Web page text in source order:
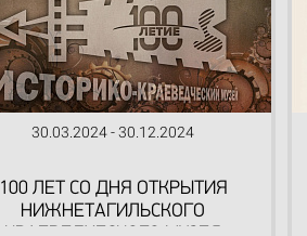
30.03.2024 - 30.12.2024
100 ЛЕТ СО ДНЯ ОТКРЫТИЯ
НИЖНЕТАГИЛЬСКОГО